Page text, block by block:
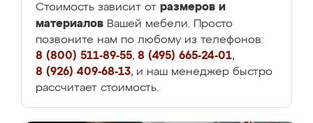
Стоимость зависит от размеров и
материалов Вашей мебели. Просто
позвоните нам по любому из телефонов:
8 (800) 511-89-55, 8 (495) 665-24-01,
8 (926) 409-68-13, и наш менеджер быстро
рассчитает стоимость.